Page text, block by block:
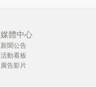
媒體中心
新聞公告
活動看板
廣告影片